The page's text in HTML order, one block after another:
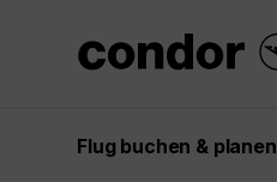
Flug buchen & planen